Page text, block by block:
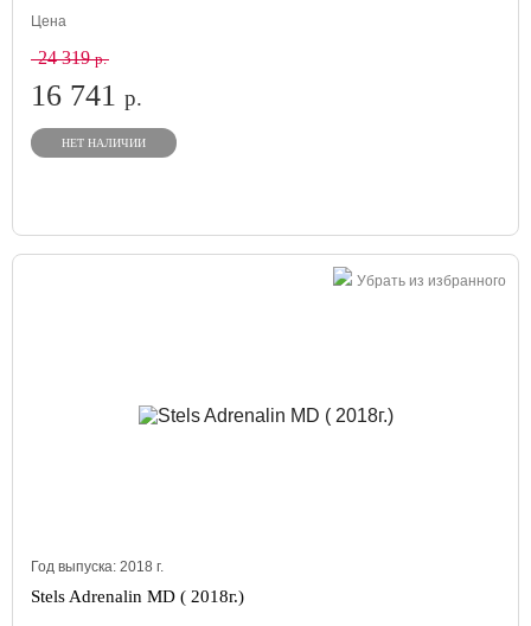
Цена
24 319р.
16 741 р.
НЕТ НАЛИЧИИ
Убрать из избранного
Год выпуска: 2018 г.
Stels Adrenalin MD ( 2018г.)